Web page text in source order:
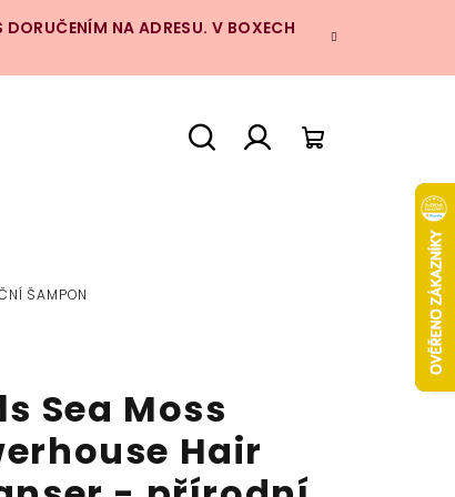
NA ADRESU. V BOXECH
ŠAMPON
Sea Moss
Hair